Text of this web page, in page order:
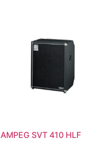
AMPEG SVT 410 HLF